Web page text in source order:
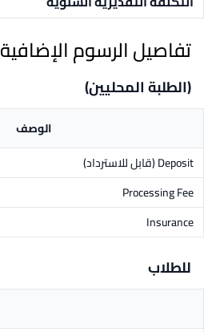
تفاصيل الرسوم الإضافية
(الطلبة المحليين)
الوصف
Deposit(قابل للاسترداد)
Processing Fee
Insurance
للطلاب